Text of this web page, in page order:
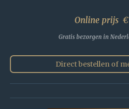
Online prijs €
Gratis bezorgen in
Direct bestellen of